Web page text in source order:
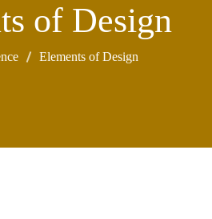
of Design
Elements of Design